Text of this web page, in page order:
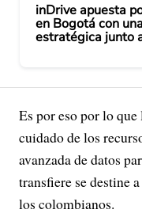
inDrive apuesta
en Bogotá con
estratégica junto
Es por eso por lo
cuidado de los
avanzada de datos
transfiere se destine
los colombianos.